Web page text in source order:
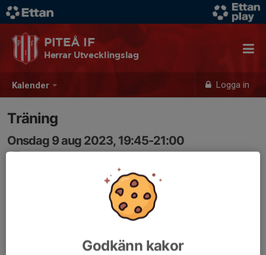
Kalender Logga in
PITEÅ IF
Herrar Utvecklingslag
Träning
Onsdag 9 aug 2023, 19:45-21:00
LF
Godkänn kakor